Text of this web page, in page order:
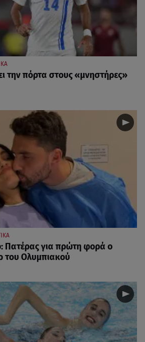
την πόρτα στους «μνηστήρες»
Πατέρας για πρώτη φορά ο
του Ολυμπιακού